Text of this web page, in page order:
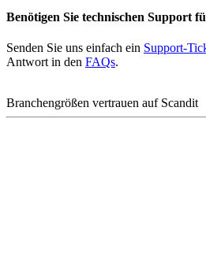
Benötigen Sie technischen Support
Senden Sie uns einfach ein Support-
Antwort in den FAQs.
Branchengrößen vertrauen auf Scandit